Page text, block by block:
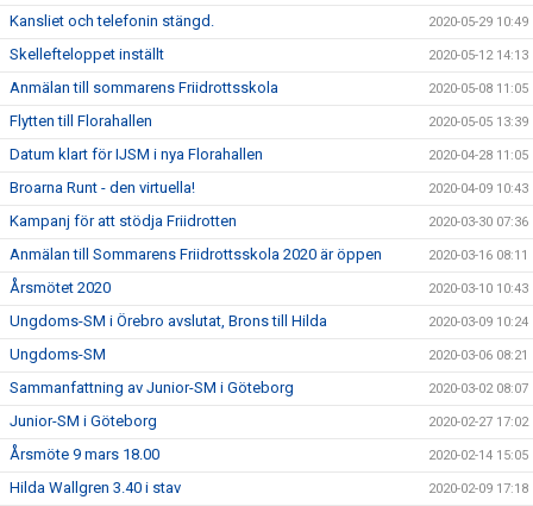
Kansliet och telefonin stängd. 2020-05-29 10:49
Skellefteloppet inställt 2020-05-12 14:13
Anmälan till sommarens Friidrottsskola 2020-05-08 11:05
Flytten till Florahallen 2020-05-05 13:39
Datum klart för IJSM i nya Florahallen 2020-04-28 11:05
Broarna Runt - den virtuella! 2020-04-09 10:43
Kampanj för att stödja Friidrotten 2020-03-30 07:36
Anmälan till Sommarens Friidrottsskola 2020 är öppen 2020-03-16 08:11
Årsmötet 2020 2020-03-10 10:43
Ungdoms-SM i Örebro avslutat, Brons till Hilda 2020-03-09 10:24
Ungdoms-SM 2020-03-06 08:21
Sammanfattning av Junior-SM i Göteborg 2020-03-02 08:07
Junior-SM i Göteborg 2020-02-27 17:02
Årsmöte 9 mars 18.00 2020-02-14 15:05
Hilda Wallgren 3.40 i stav 2020-02-09 17:18